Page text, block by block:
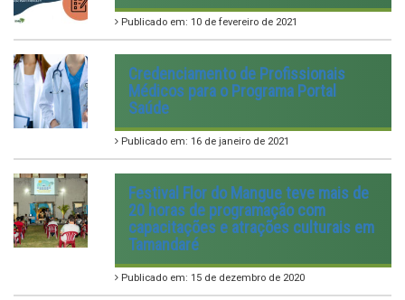
Publicado em: 10 de fevereiro de 2021
Credenciamento de Profissionais
Médicos para o Programa Portal
Saúde
Publicado em: 16 de janeiro de 2021
Festival Flor do Mangue teve mais de
20 horas de programação com
capacitações e atrações culturais em
Tamandaré
Publicado em: 15 de dezembro de 2020